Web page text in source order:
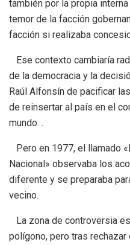
también por la propia
temor de la facción
facción si realizaba
Ese contexto cambiaría
de la democracia y la
Raúl Alfonsín de pacificar
de reinsertar al país en el
mundo. .
Pero en 1977, el llamado
Nacional» observaba los
diferente y se preparaba
vecino.
La zona de controversia
polígono, pero tras